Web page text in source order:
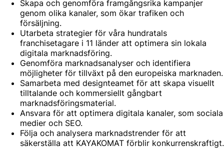
Skapa och genomföra framgångsrika kampanjer
genom olika kanaler, som ökar trafiken och
försäljning.
Utarbeta strategier för våra hundratals
franchisetagare i 11 länder att optimera sin lokala
digitala marknadsföring.
Genomföra marknadsanalyser och identifiera
möjligheter för tillväxt på den europeiska marknaden.
Samarbeta med designteamet för att skapa visuellt
tilltalande och kommersiellt gångbart
marknadsföringsmaterial.
Ansvara för att optimera digitala kanaler, som sociala
medier och SEO.
Följa och analysera marknadstrender för att
säkerställa att KAYAKOMAT förblir konkurrenskraftigt.